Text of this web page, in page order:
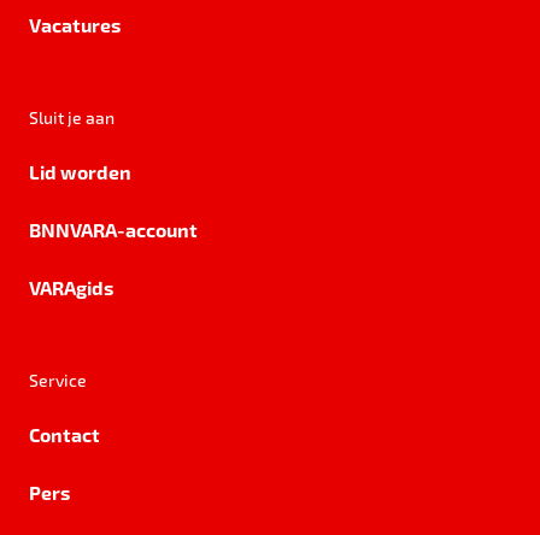
Vacatures
Sluit je aan
Lid worden
BNNVARA-account
VARAgids
Service
Contact
Pers